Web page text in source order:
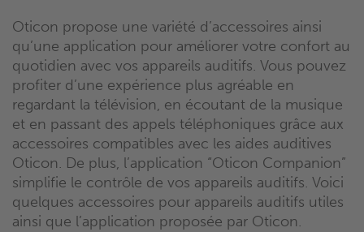
Oticon propose une variété d’accessoires ainsi
qu’une application pour améliorer votre confort au
quotidien avec vos appareils auditifs. Vous pouvez
profiter d’une expérience plus agréable en
regardant la télévision, en écoutant de la musique
et en passant des appels téléphoniques grâce aux
accessoires compatibles avec les aides auditives
Oticon. De plus, l’application “Oticon Companion”
simplifie le contrôle de vos appareils auditifs. Voici
quelques accessoires pour appareils auditifs utiles
ainsi que l’application proposée par Oticon.